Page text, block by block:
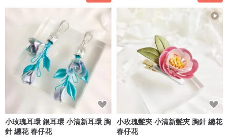
小玫瑰耳環 銀耳環 小清新耳環 胸
針 纏花 春仔花
小玫瑰髮夾 小清新髮夾 胸針 纏花
春仔花